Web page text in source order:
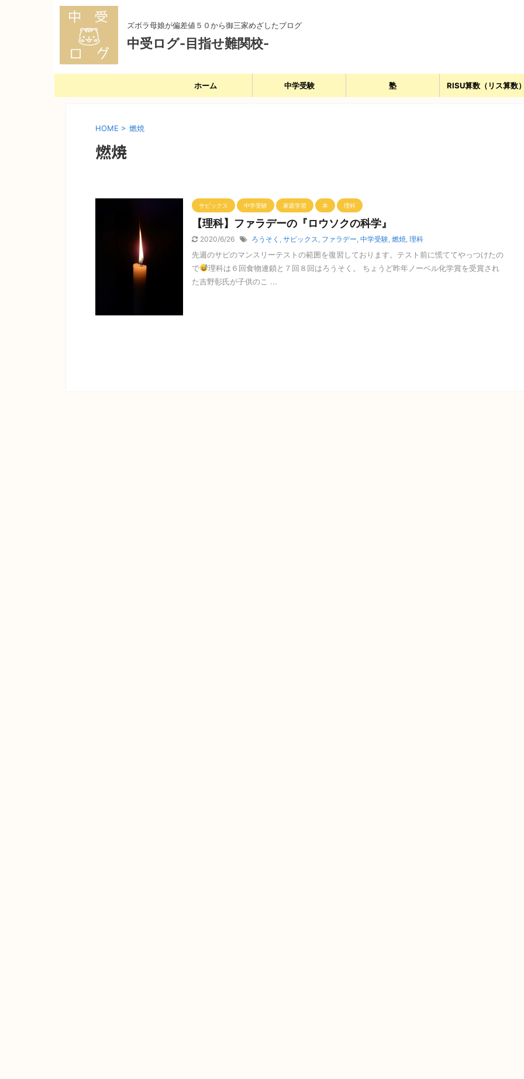
ズボラ母娘が偏差値５０から御三家めざしたブログ
中受ログ-目指せ難関校-
ホーム 中学受験 塾 RISU算数（リス算数
HOME > 燃焼
燃焼
サピックス 中学受験 家庭学習 本 理科
【理科】ファラデーの『ロウソクの科学』
2020/6/26 ろうそく , サピックス, ファラデー, 中学受験, 燃焼, 理科
先週のサピのマンスリーテストの範囲を復習しております。テスト前に慌ててやっつけたの
で
理科は６回食物連鎖と７回８回はろうそく。 ちょうど昨年ノーベル化学賞を受賞され
た吉野彰氏が子供のこ ...